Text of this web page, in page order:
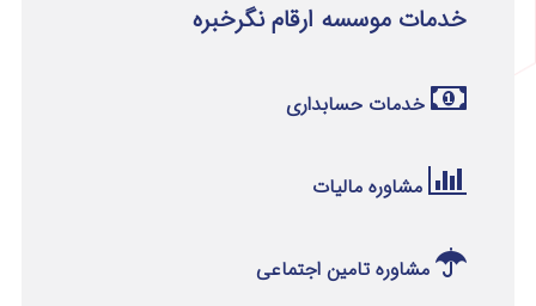
خدمات موسسه ارقام نگرخبره
خدمات حسابداری
مشاوره مالیات
مشاوره تامین اجتماعی